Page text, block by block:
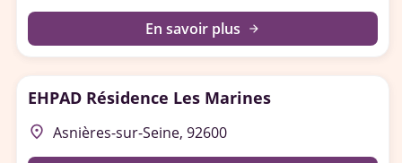
En savoir plus arrow_forward
EHPAD Résidence Les Marines
place Asnières-sur-Seine, 92600